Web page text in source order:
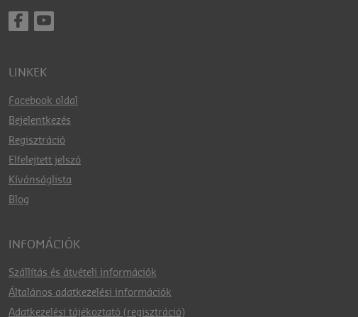
LINKEK
Facebook oldal
Bejelentkezés
Regisztráció
Elfelejtett jelszó
Kívánságlista
Blog
INFOMÁCIÓK
Szállítás és átvételi információk
Általános adatkezelési információk
Adatkezelési tájékoztató (regisztráció)